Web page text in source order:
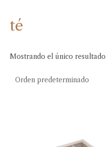
té
Mostrando el único resultado